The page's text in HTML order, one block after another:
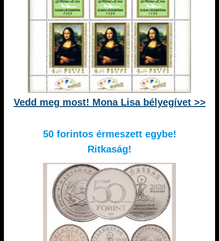
Vedd meg most! Mona Lisa bélyegívet >>
50 forintos érmeszett egybe!
Ritkaság!